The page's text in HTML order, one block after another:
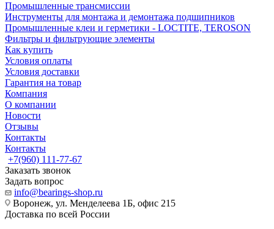
Промышленные трансмиссии
Инструменты для монтажа и демонтажа подшипников
Промышленные клеи и герметики - LOCTITE, TEROSON
Фильтры и фильтрующие элементы
Как купить
Условия оплаты
Условия доставки
Гарантия на товар
Компания
О компании
Новости
Отзывы
Контакты
Контакты
+7(960) 111-77-67
Заказать звонок
Задать вопрос
info@bearings-shop.ru
Воронеж, ул. Менделеева 1Б, офис 215
Доставка по всей России